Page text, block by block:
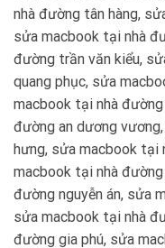
nhà đường tân hàng,
sửa macbook tại nhà
đường trần văn kiểu,
quang phục, sửa
macbook tại nhà
đường an dương
hưng, sửa macbook tại
macbook tại nhà
đường nguyễn án, sửa
sửa macbook tại nhà
đường gia phú, sửa